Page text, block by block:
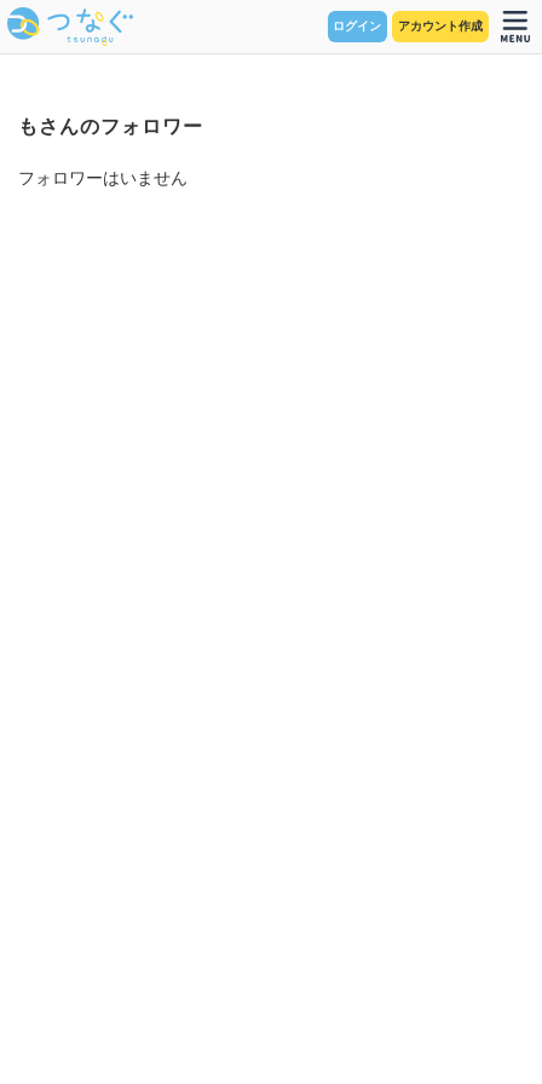
ログイン アカウント作成
もさんのフォロワー
フォロワーはいません